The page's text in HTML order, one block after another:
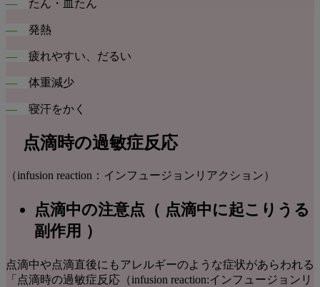
― たん・血たん
― 発熱
― 疲れやすい、だるい
― 体重減少
― 寝汗をかく
点滴時の過敏症反応
（infusion reaction：インフュージョンリアクション）
点滴中の注意点（ 点滴中に起こりうる
副作用 ）
点滴中や点滴直後にもアレルギーのような症状があらわれる
「点滴時の過敏症反応（infusion reaction:インフュージョンリ